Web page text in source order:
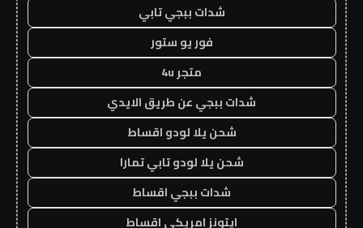
شدات ببجي تابي
فور يو ستور
متجر 4u
شدات ببجي عن طريق الايدي
شحن يلا لودو اقساط
شحن يلا لودو تابي تمارا
شدات ببجي اقساط
ايتونز امريكي اقساط